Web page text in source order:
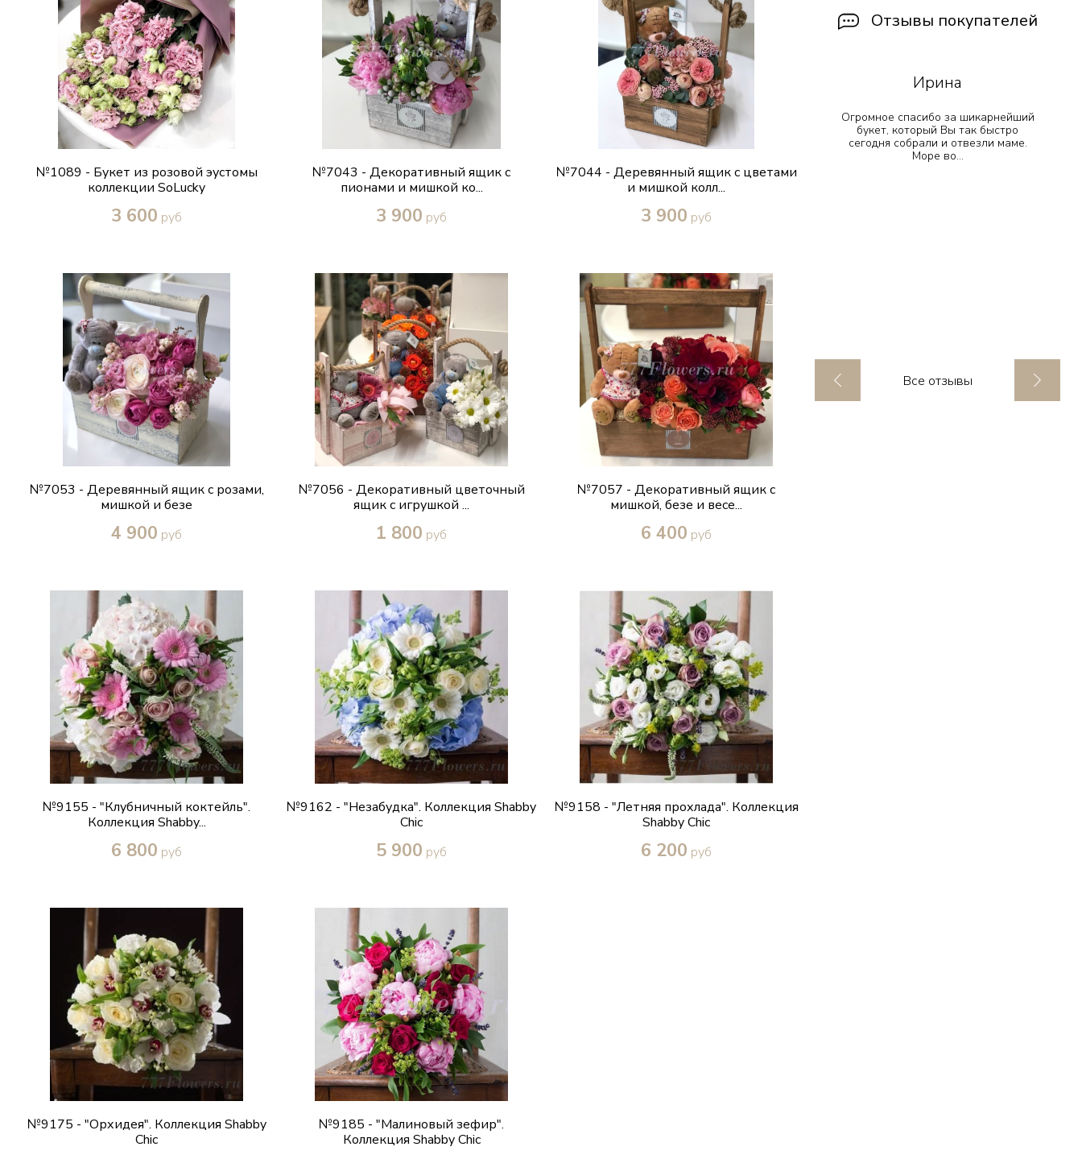
№1089 - Букет из розовой эустомы
коллекции SoLucky
3 600 руб
№7043 - Декоративный ящик с
пионами и мишкой ко...
3 900 руб
№7044 - Деревянный ящик с цветами
и мишкой колл...
3 900 руб
№7053 - Деревянный ящик с розами,
мишкой и безе
4 900 руб
№7056 - Декоративный цветочный
ящик с игрушкой ...
1 800 руб
№7057 - Декоративный ящик с
мишкой, безе и весе...
6 400 руб
№9155 - "Клубничный коктейль".
Коллекция Shabby...
6 800 руб
№9162 - "Незабудка". Коллекция Shabby
Chic
5 900 руб
№9158 - "Летняя прохлада". Коллекция
Shabby Chic
6 200 руб
№9175 - "Орхидея". Коллекция Shabby
Chic
№9185 - "Малиновый зефир".
Коллекция Shabby Chic
Отзывы покупателей
Руслан
Большое спасибо, за прекрасно
выполненную работу!!! Остался
очень доволен. Все просто
Ирина
Огромное спасибо за шикарнейший
букет, который Вы так быстро
сегодня собрали и отвезли маме.
Море во...
Все отзывы